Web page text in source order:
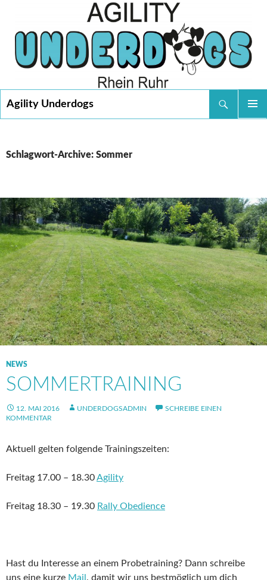
Agility Underdogs
Schlagwort-Archive: Sommer
NEWS
SOMMERTRAINING
12. MAI 2016 UNDERDOGSADMIN
SCHREIBE EINEN
KOMMENTAR
Aktuell gelten folgende Trainingszeiten:
Freitag 17.00 – 18.30Agility
Freitag 18.30 – 19.30 Rally Obedience
Hast du Interesse an einem Probetraining? Dann schreibe
uns eine kurze Mail , damit wir uns bestmöglich um dich